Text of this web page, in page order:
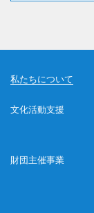
私たちについて
文化活動支援
財団主催事業